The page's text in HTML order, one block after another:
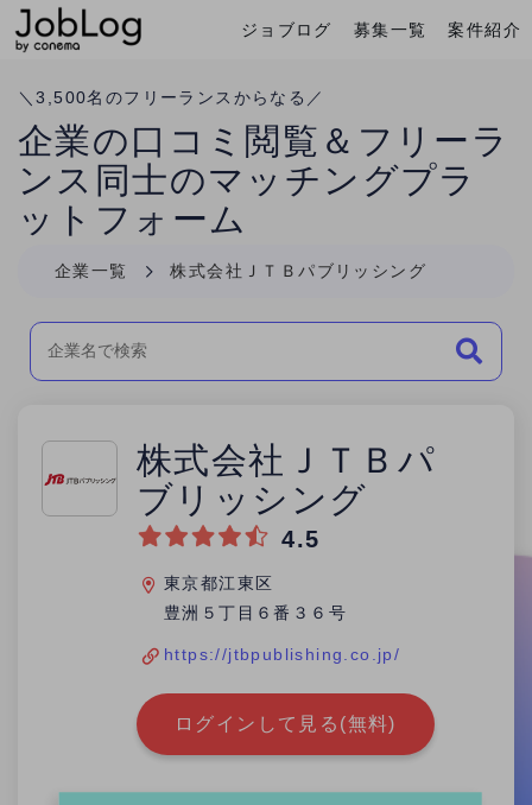
案件紹介
募集一覧
ジョブログ
＼3,500名のフリーランスからなる／
企業の口コミ閲覧＆フリーラ
ンス同士のマッチングプラ
ットフォーム
企業一覧 株式会社ＪＴＢパブリッシング
株式会社ＪＴＢパ
ブリッシング
4.5
東京都江東区
豊洲５丁目６番３６号
https://jtbpublishing.co.jp/
ログインして見る(無料)